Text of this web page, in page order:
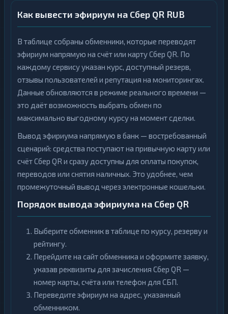
Как вывести эфириум на Сбер QR RUB
В таблице собраны обменники, которые переводят
эфириум напрямую на счёт или карту Сбер QR. По
каждому сервису указан курс, доступный резерв,
отзывы пользователей и репутация на мониторингах.
Данные обновляются в режиме реального времени —
это даёт возможность выбрать обмен по
максимально выгодному курсу на момент сделки.
Вывод эфириума напрямую в банк — востребованный
сценарий: средства поступают на привычную карту или
счёт Сбер QR и сразу доступны для оплаты покупок,
переводов или снятия наличных. Это удобнее, чем
промежуточный вывод через электронные кошельки.
Порядок вывода эфириума на Сбер QR
Выберите обменник в таблице по курсу, резерву и
рейтингу.
Перейдите на сайт обменника и оформите заявку,
указав реквизиты для зачисления Сбер QR —
номер карты, счёта или телефон для СБП.
Переведите эфириум на адрес, указанный
обменником.